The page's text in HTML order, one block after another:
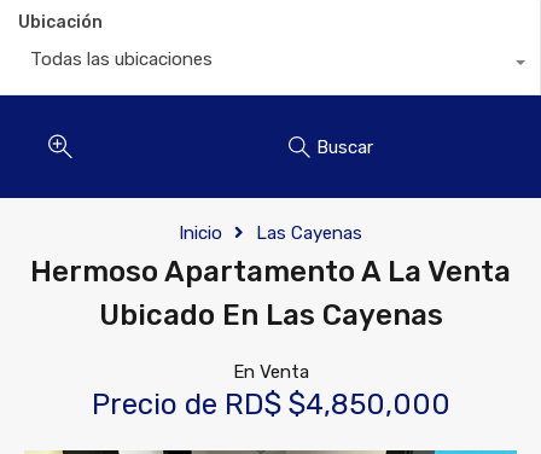
Ubicación
Todas las ubicaciones
Buscar
Inicio Las Cayenas
Hermoso Apartamento A La Venta
Ubicado En Las Cayenas
En Venta
Precio de RD$ $4,850,000